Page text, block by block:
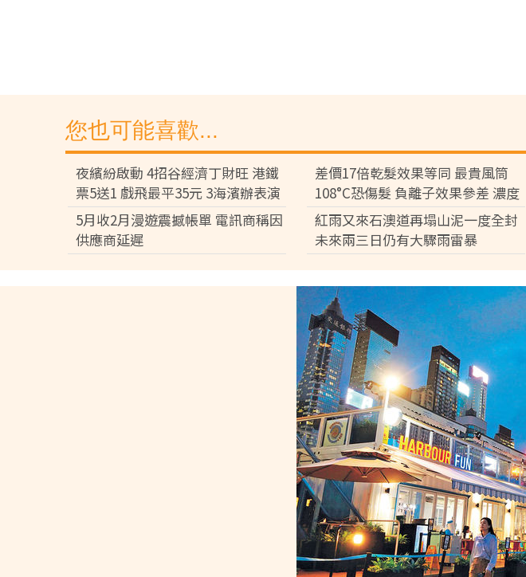
您也可能喜歡...
夜繽紛啟動 4招谷經濟丁財旺 港鐵
票5送1 戲飛最平35元 3海濱辦表演
差價17倍乾髮效果等同 最貴風筒
108°C恐傷髮 負離子效果參差 濃度
差逾百倍
5月收2月漫遊震撼帳單 電訊商稱因
供應商延遲
紅雨又來石澳道再塌山泥一度全封
未來兩三日仍有大驟雨雷暴